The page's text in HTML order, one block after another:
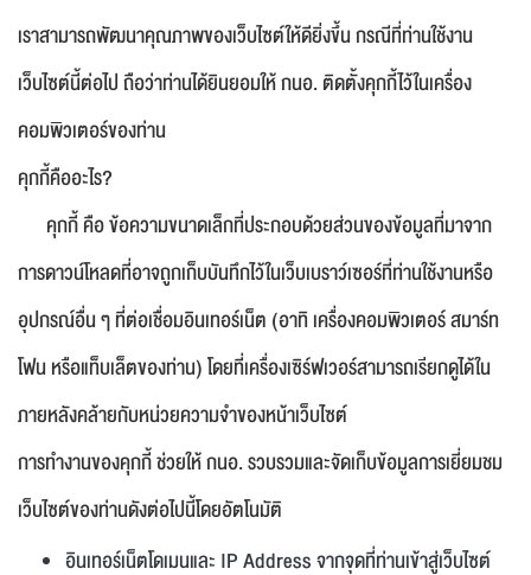
เราสามารถพัฒนาคุณภาพของเว็บไซต์ให้ดียิ่งขึ้น กรณีที่ท่านใช้งาน
เว็บไซต์นี้ต่อไป ถือว่าท่านได้ยินยอมให้ กนอ. ติดตั้งคุกกี้ไว้ในเครื่อง
คอมพิวเตอร์ของท่าน
คุกกี้คืออะไร?
คุกกี้ คือ ข้อความขนาดเล็กที่ประกอบด้วยส่วนของข้อมูลที่มาจาก
การดาวน์โหลดที่อาจถูกเก็บบันทึกไว้ในเว็บเบราว์เซอร์ที่ท่านใช้งานหรือ
อุปกรณ์อื่น ๆ ที่ต่อเชื่อมอินเทอร์เน็ต (อาทิ เครื่องคอมพิวเตอร์ สมาร์ท
โฟน หรือแท็บเล็ตของท่าน) โดยที่เครื่องเซิร์ฟเวอร์สามารถเรียกดูได้ใน
ภายหลังคล้ายกับหน่วยความจำของหน้าเว็บไซต์
การทำงานของคุกกี้ ช่วยให้ กนอ. รวบรวมและจัดเก็บข้อมูลการเยี่ยมชม
เว็บไซต์ของท่านดังต่อไปนี้โดยอัตโนมัติ
อินเทอร์เน็ตโดเมนและ IP Address จากจุดที่ท่านเข้าสู่เว็บไซต์
นามสกุล*
เบอร์โทรศัพท์*
อีเมล *